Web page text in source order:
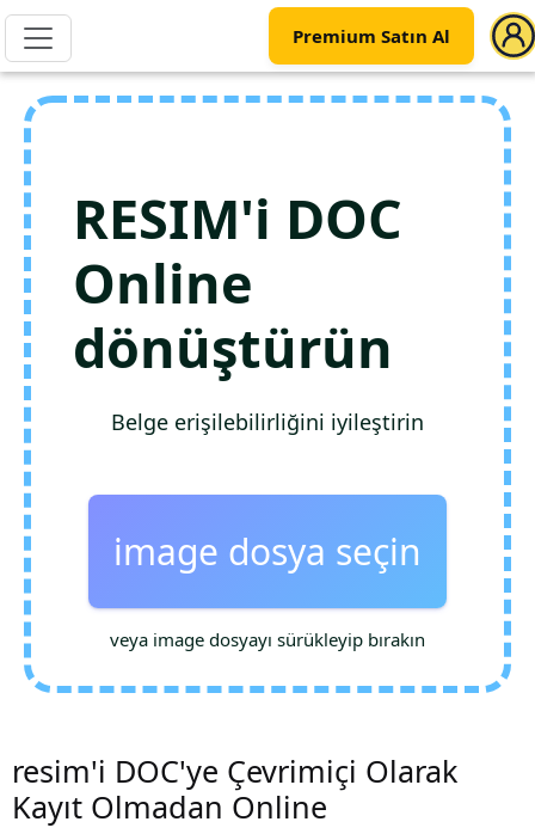
Premium Satın Al
RESIM'i DOC
Online
dönüştürün
Belge erişilebilirliğini iyileştirin
image dosya seçin
veya image dosyayı sürükleyip bırakın
resim'i DOC'ye Çevrimiçi Olarak
Kayıt Olmadan Online